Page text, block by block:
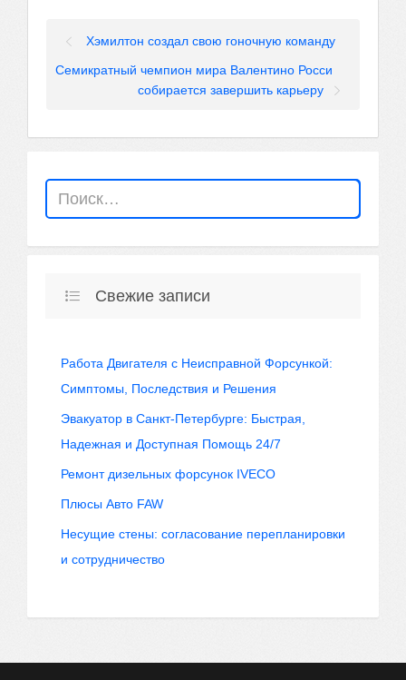
Хэмилтон создал свою гоночную команду
Семикратный чемпион мира Валентино Росси
собирается завершить карьеру
Свежие записи
Работа Двигателя с Неисправной Форсункой:
Симптомы, Последствия и Решения
Эвакуатор в Санкт-Петербурге: Быстрая,
Надежная и Доступная Помощь 24/7
Ремонт дизельных форсунок IVECO
Плюсы Авто FAW
Несущие стены: согласование перепланировки
и сотрудничество